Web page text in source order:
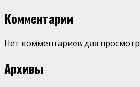
Комментарии
Нет комментариев для
Архивы